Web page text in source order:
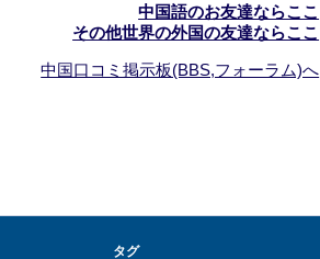
中国語のお友達ならここ
その他世界の外国の友達ならここ
中国口コミ掲示板(BBS,フォーラム)へ
タグ